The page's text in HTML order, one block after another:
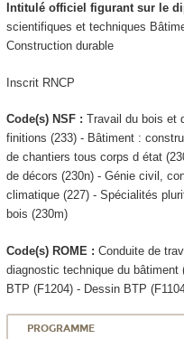
Intitulé officiel figurant sur le
scientifiques et techniques
Construction durable
Inscrit RNCP
Code(s) NSF : Travail du bois et
finitions (233) - Bâtiment :
de chantiers tous corps d état
de décors (230n) - Génie civil,
climatique (227) - Spécialités
bois (230m)
Code(s) ROME : Conduite de
diagnostic technique du
BTP (F1204) - Dessin BTP
PROGRAMME